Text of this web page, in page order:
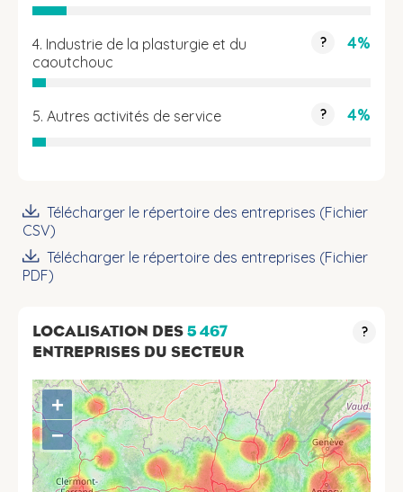
4. Industrie de la plasturgie et du
caoutchouc
? 4%
5. Autres activités de service ? 4%
Télécharger le répertoire des entreprises (Fichier
CSV)
Télécharger le répertoire des entreprises (Fichier
PDF)
LOCALISATION DES5 467
ENTREPRISES DU SECTEUR
?
+
−